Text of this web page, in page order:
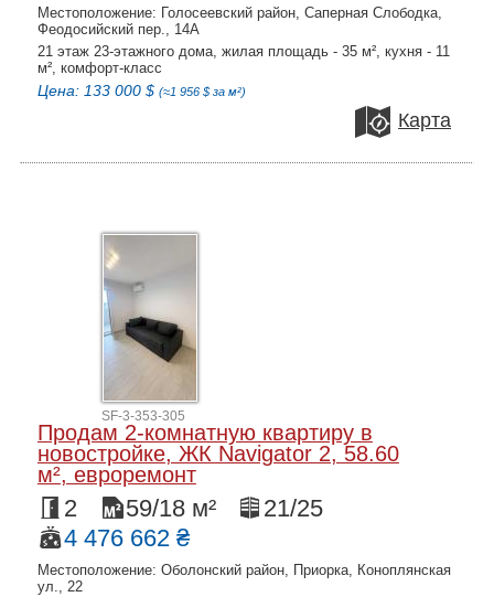
Местоположение: Голосеевский район, Саперная Слободка,
Феодосийский пер., 14А
21 этаж 23-этажного дома, жилая площадь - 35 м², кухня - 11
м², комфорт-класс
Цена: 133 000 $ (≈1 956 $ за м²)
Карта
SF-3-353-305
Продам 2-комнатную квартиру в
новостройке, ЖК Navigator 2, 58.60
м², евроремонт
2 59/18 м²
21/25
4 476 662 ₴
Местоположение: Оболонский район, Приорка, Коноплянская
ул., 22